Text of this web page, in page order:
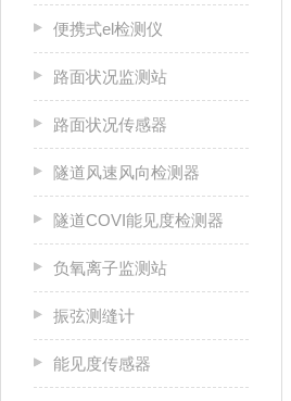
便携式el检测仪
路面状况监测站
路面状况传感器
隧道风速风向检测器
隧道COVI能见度检测器
负氧离子监测站
振弦测缝计
能见度传感器